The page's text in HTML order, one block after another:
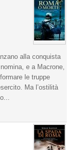
alla conquista
e a Macrone,
le truppe
Ma l’ostilità